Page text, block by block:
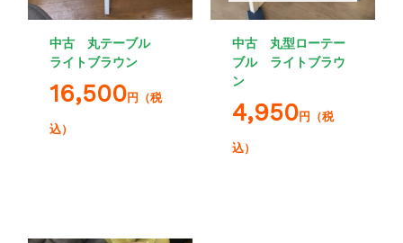
中古 丸テーブル
ライトブラウン
16,500円（税
込）
中古 丸型ローテー
ブル ライトブラウ
ン
4,950円（税
込）